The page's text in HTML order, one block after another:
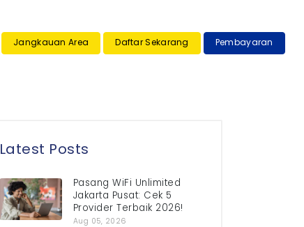
Jangkauan Area Daftar Sekarang Pembayaran
Latest Posts
Pasang WiFi Unlimited
Jakarta Pusat: Cek 5
Provider Terbaik 2026!
Aug 05, 2026